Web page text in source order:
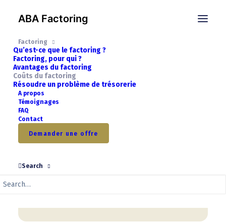
ABA Factoring
Factoring
Qu’est-ce que le factoring ?
Factoring, pour qui ?
Avantages du factoring
Coûts du factoring
Résoudre un problème de trésorerie
A propos
Témoignages
FAQ
Contact
Demander une offre
Search
La façon de calculer la commission de factoring et les
La commission de factoring est un
chiffre d’affaires cédé.
Les intérêts sont calculés sur les